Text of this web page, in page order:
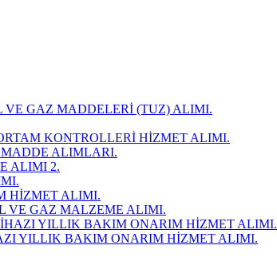
VE GAZ MADDELERİ (TUZ) ALIMI.
KONTROLLERİ HİZMET ALIMI.
ALIMLARI.
ALIMI 2.
HİZMET ALIMI.
VE GAZ MALZEME ALIMI.
YILLIK BAKIM ONARIM HİZMET ALIMI.
YILLIK BAKIM ONARIM HİZMET ALIMI.